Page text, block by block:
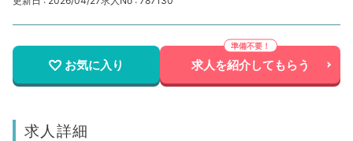
お気に入り 求人を紹介してもらう
求人詳細